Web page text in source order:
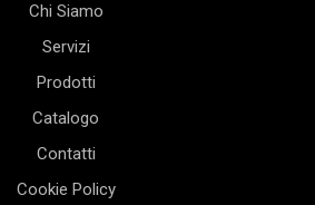
Chi Siamo
Servizi
Prodotti
Catalogo
Contatti
Cookie Policy